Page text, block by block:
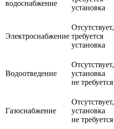
водоснабжение
установка
Электроснабжение
Отсутствует,
требуется
установка
Водоотведение
Отсутствует,
установка
не требуется
Газоснабжение
Отсутствует,
установка
не требуется